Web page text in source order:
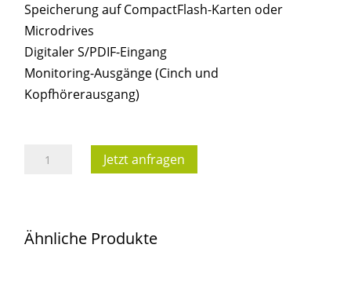
Speicherung auf CompactFlash-Karten oder
Microdrives
Digitaler S/PDIF-Eingang
Monitoring-Ausgänge (Cinch und
Kopfhörerausgang)
2-
Jetzt anfragen
Ähnliche Produkte